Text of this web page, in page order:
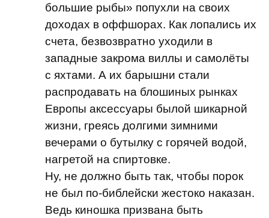
большие рыбы» попухли на своих
доходах в оффшорах. Как лопались их
счета, безвозвратно уходили в
западные закрома виллы и самолёты
с яхтами. А их барышни стали
распродавать на блошиных рынках
Европы аксессуары былой шикарной
жизни, греясь долгими зимними
вечерами о бутылку с горячей водой,
нагретой на спиртовке.
Ну, не должно быть так, чтобы порок
не был по-библейски жестоко наказан.
Ведь киношка призвана быть